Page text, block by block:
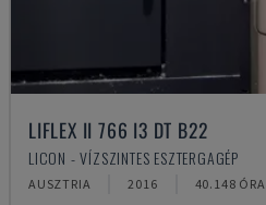
LIFLEX II 766 I3 DT B22
LICON - VÍZSZINTES ESZTERGAGÉP
AUSZTRIA 2016 40.148 ÓRA